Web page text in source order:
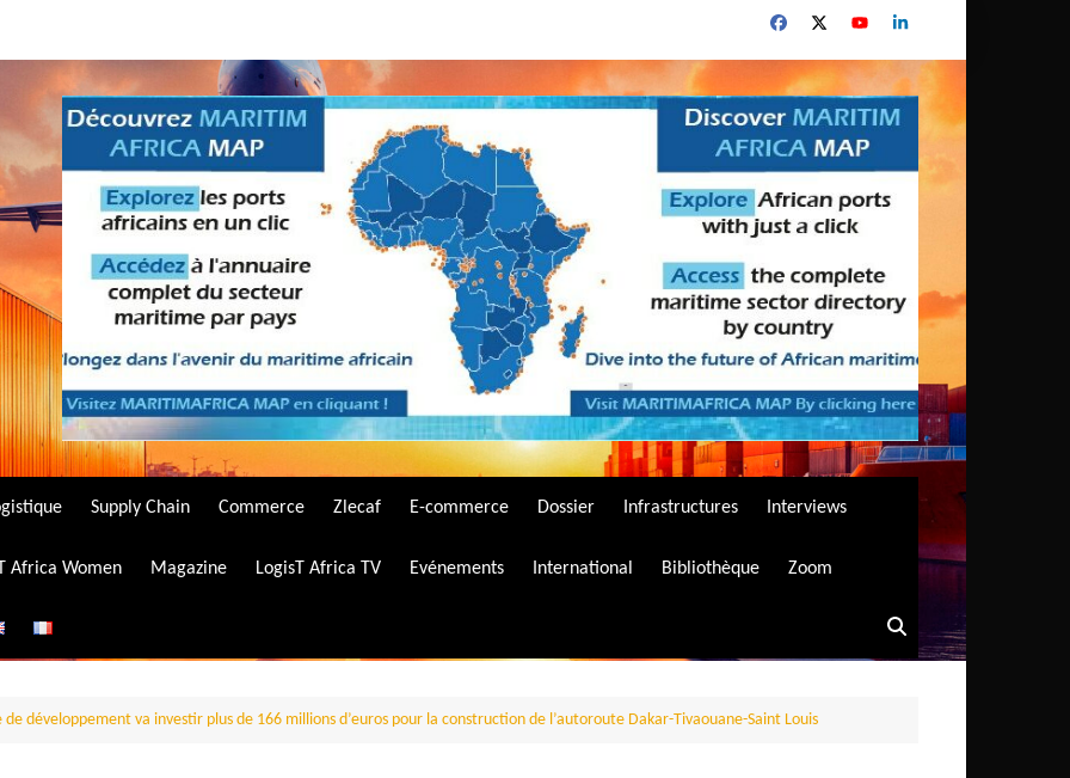
Supply Chain Commerce Zlecaf E-commerce Dossier Infrastructures Interviews
Africa Women Magazine LogisT Africa TV Evénements International Bibliothèque Zoom
développement va investir plus de 166 millions d’euros pour la construction de l’autoroute Dakar-Tivaouane-Saint Louis